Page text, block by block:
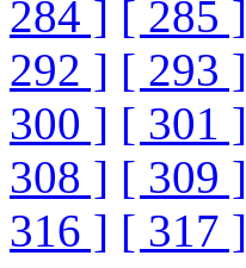
284 ] [ 285 ]
292 ] [ 293 ]
300 ] [ 301 ]
308 ] [ 309 ]
316 ] [ 317 ]